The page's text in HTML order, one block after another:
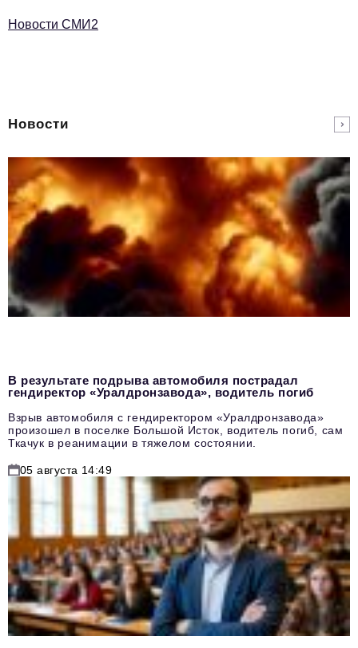
Новости СМИ2
Новости
В результате подрыва автомобиля пострадал
гендиректор «Уралдронзавода», водитель погиб
Взрыв автомобиля с гендиректором «Уралдронзавода»
произошел в поселке Большой Исток, водитель погиб, сам
Ткачук в реанимации в тяжелом состоянии.
05 августа 14:49